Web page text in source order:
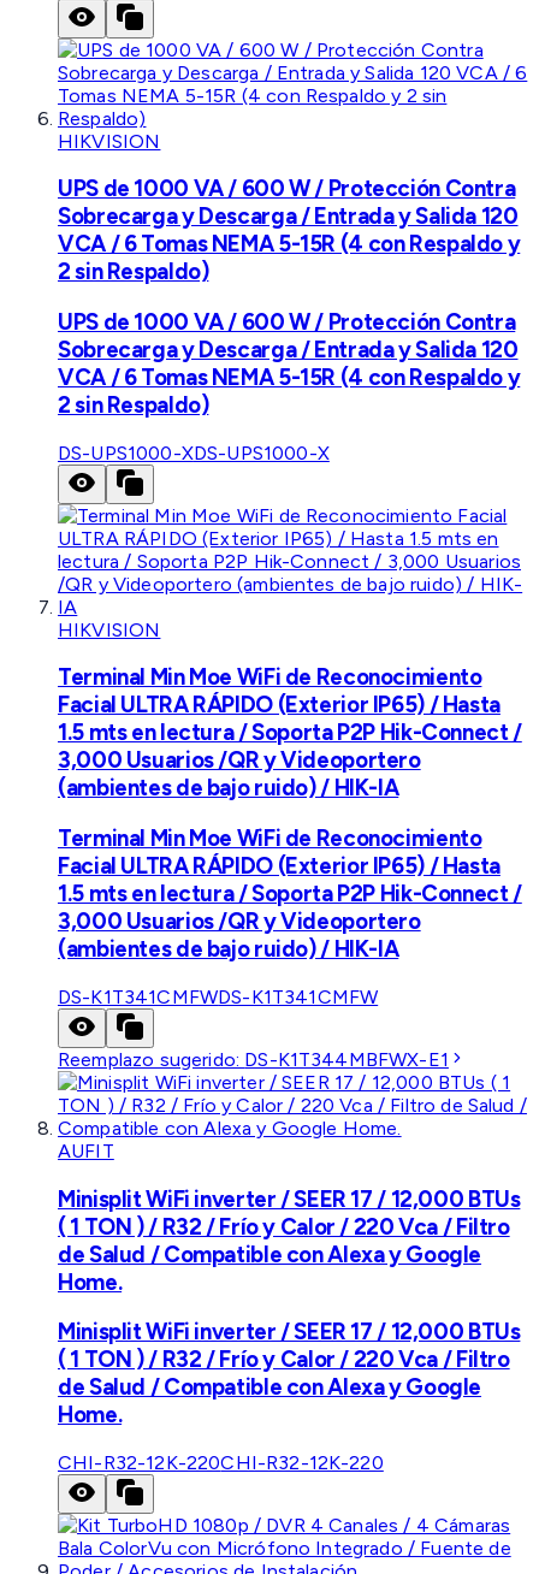
HIKVISION
UPS de 1000 VA / 600 W / Protección Contra
Sobrecarga y Descarga / Entrada y Salida 120
VCA / 6 Tomas NEMA 5-15R (4 con Respaldo y
2 sin Respaldo)
UPS de 1000 VA / 600 W / Protección Contra
Sobrecarga y Descarga / Entrada y Salida 120
VCA / 6 Tomas NEMA 5-15R (4 con Respaldo y
2 sin Respaldo)
DS-UPS1000-XDS-UPS1000-X
HIKVISION
Terminal Min Moe WiFi de Reconocimiento
Facial ULTRA RÁPIDO (Exterior IP65) / Hasta
1.5 mts en lectura / Soporta P2P Hik-Connect /
3,000 Usuarios /QR y Videoportero
(ambientes de bajo ruido) / HIK-IA
Terminal Min Moe WiFi de Reconocimiento
Facial ULTRA RÁPIDO (Exterior IP65) / Hasta
1.5 mts en lectura / Soporta P2P Hik-Connect /
3,000 Usuarios /QR y Videoportero
(ambientes de bajo ruido) / HIK-IA
DS-K1T341CMFWDS-K1T341CMFW
Reemplazo sugerido: DS-K1T344MBFWX-E1
AUFIT
Minisplit WiFi inverter / SEER 17 / 12,000 BTUs
( 1 TON ) / R32 / Frío y Calor / 220 Vca / Filtro
de Salud / Compatible con Alexa y Google
Home.
Minisplit WiFi inverter / SEER 17 / 12,000 BTUs
( 1 TON ) / R32 / Frío y Calor / 220 Vca / Filtro
de Salud / Compatible con Alexa y Google
Home.
CHI-R32-12K-220CHI-R32-12K-220